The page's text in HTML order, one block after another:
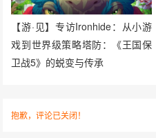
【游·见】专访Ironhide：从小游
戏到世界级策略塔防：《王国保
卫战5》的蜕变与传承
抱歉，评论已关闭！